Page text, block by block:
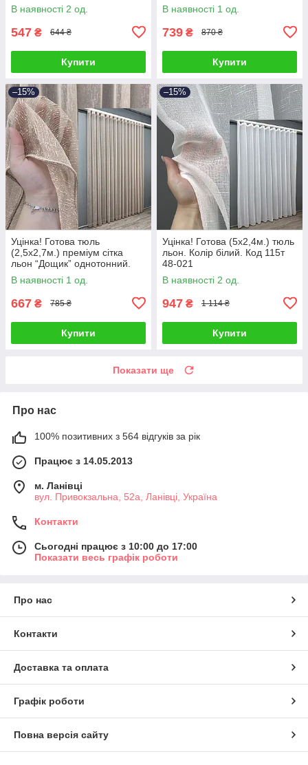
В наявності 2 од.
547 ₴ 644 ₴
Купити
В наявності 1 од.
739 ₴ 870 ₴
Купити
–15%
Уцінка! Готова тюль
(2,5х2,7м.) преміум сітка
льон “Дощик” однотонний.
Колір капучино. Код 1988т
49-298
В наявності 1 од.
667 ₴ 785 ₴
Купити
–15%
Уцінка! Готова (5х2,4м.) тюль
льон. Колір білий. Код 115т
48-021
В наявності 2 од.
947 ₴ 1 114 ₴
Купити
Показати ще
Про нас
100% позитивних з 564 відгуків за рік
Працює з 14.05.2013
м. Ланівці
вул. Привокзальна, 52а, Ланівці, Україна
Контакти
Сьогодні працює з 10:00 до 17:00
Показати весь графік роботи
Про нас
Контакти
Доставка та оплата
Графік роботи
Повна версія сайту